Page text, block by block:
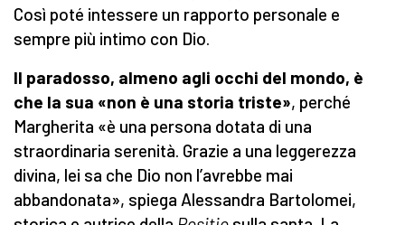
Così poté intessere un rapporto personale e
sempre più intimo con Dio.
Il paradosso, almeno agli occhi del mondo, è
che la sua «non è una storia triste», perché
Margherita «è una persona dotata di una
straordinaria serenità. Grazie a una leggerezza
divina, lei sa che Dio non l’avrebbe mai
abbandonata», spiega Alessandra Bartolomei,